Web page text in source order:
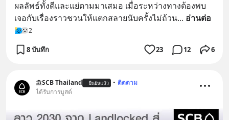
ผลลัพธ์ทั้งดีและแย่ตามมาเสมอ เมื่อระหว่างทางต้องพบ
เจอกับเรื่องราวชวนให้แตกสลายนับครั้งไม่ถ้วน... อ่านต่อ
2
8 บันทึก 23 12 6
SCB Thailand ยืนยันแล้ว • ติดตาม
ได้รับการบูสต์